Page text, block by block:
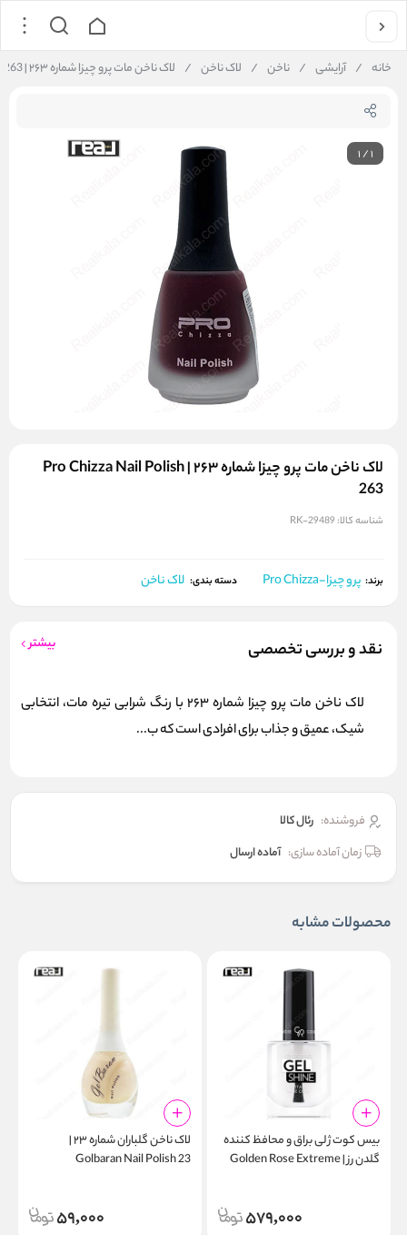
خانه / آرایشی / ناخن / لاک ناخن / لاک ناخن مات پرو چیزا شماره ۲۶۳ | Pro Chizza Nail Polish 263
1/1
لاک ناخن مات پرو چیزا شماره ۲۶۳ | Pro Chizza Nail Polish
263
شناسه کالا: RK-29489
برند: پرو چیزا-Pro Chizza دسته بندی: لاک ناخن
نقد و بررسی تخصصی بیشتر
لاک ناخن مات پرو چیزا شماره 263 با رنگ شرابی تیره مات، انتخابی
شیک، عمیق و جذاب برای افرادی است که ب...
فروشنده: رئال كالا
زمان آماده سازی: آماده ارسال
محصولات مشابه
بیس‌ کوت ژلی براق و محافظ کننده
گلدن رز | Golden Rose Extreme
579,000
لاک ناخن گلباران شماره ۲۳ |
Golbaran Nail Polish 23
59,000